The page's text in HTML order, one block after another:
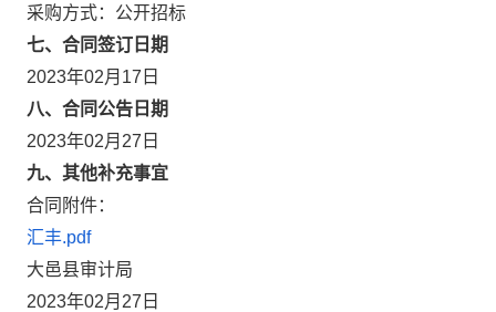
采购方式：公开招标
七、合同签订日期
2023年02月17日
八、合同公告日期
2023年02月27日
九、其他补充事宜
合同附件：
汇丰.pdf
大邑县审计局
2023年02月27日